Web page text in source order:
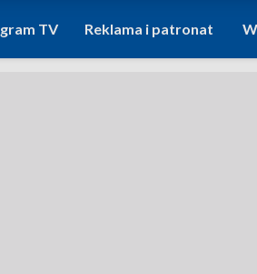
TV Reklama i patronat